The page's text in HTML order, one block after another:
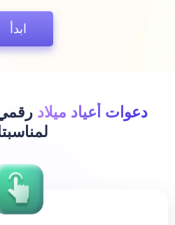
ابدأ
دعوات أعياد ميلاد